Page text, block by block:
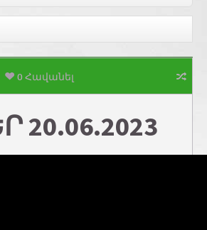
0 Հավանել
20.06.2023